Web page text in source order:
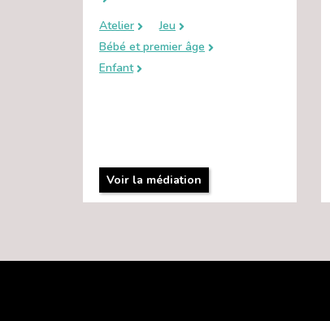
Atelier
Jeu
Bébé et premier âge
Enfant
Voir la médiation